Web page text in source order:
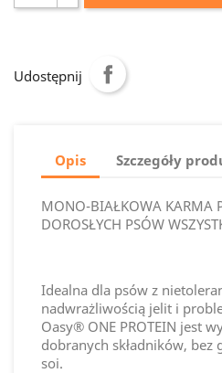
Udostępnij
Opis Szczegóły
MONO-BIAŁKOWA KARMA
DOROSŁYCH PSÓW
Idealna dla psów z
nadwrażliwością jelit i
Oasy® ONE PROTEIN jest
dobranych składników, bez
soi.